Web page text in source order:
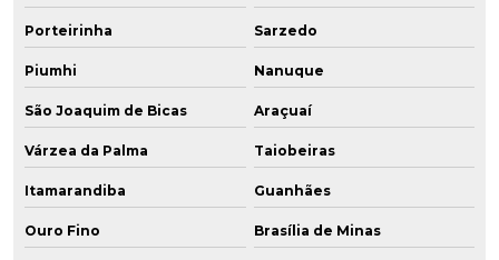
Porteirinha Sarzedo
Piumhi Nanuque
São Joaquim de Bicas Araçuaí
Várzea da Palma Taiobeiras
Itamarandiba Guanhães
Ouro Fino Brasília de Minas